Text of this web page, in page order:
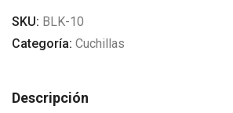
SHARP
#10
SKU: BLK-10
Categoría: Cuchillas
Descripción